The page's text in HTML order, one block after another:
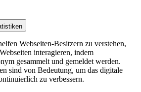
Webseiten-Besitzern zu verstehen,
interagieren, indem
gesammelt und gemeldet werden.
sind von Bedeutung, um das digitale
zu verbessern.